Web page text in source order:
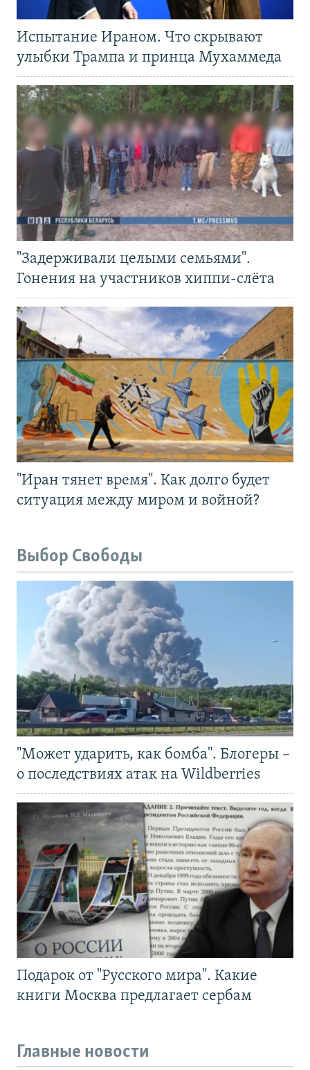
Испытание Ираном. Что скрывают
улыбки Трампа и принца Мухаммеда
"Задерживали целыми семьями".
Гонения на участников хиппи-слёта
"Иран тянет время". Как долго будет
ситуация между миром и войной?
Выбор Свободы
"Может ударить, как бомба". Блогеры –
о последствиях атак на Wildberries
Подарок от "Русского мира". Какие
книги Москва предлагает сербам
Главные новости